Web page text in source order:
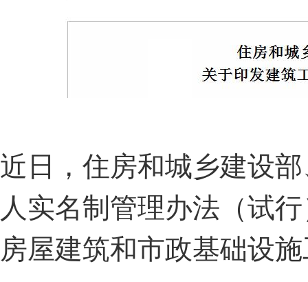
近日，住房和城乡建设
人实名制管理办法（试
房屋建筑和市政基础设